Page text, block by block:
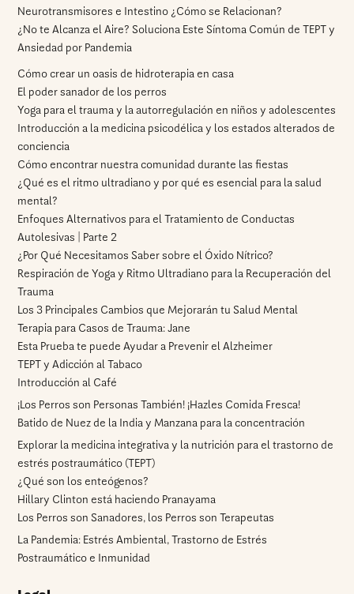
Neurotransmisores e Intestino ¿Cómo se Relacionan?
¿No te Alcanza el Aire? Soluciona Este Síntoma Común de TEPT y
Ansiedad por Pandemia
Cómo crear un oasis de hidroterapia en casa
El poder sanador de los perros
Yoga para el trauma y la autorregulación en niños y adolescentes
Introducción a la medicina psicodélica y los estados alterados de
conciencia
Cómo encontrar nuestra comunidad durante las fiestas
¿Qué es el ritmo ultradiano y por qué es esencial para la salud
mental?
Enfoques Alternativos para el Tratamiento de Conductas
Autolesivas | Parte 2
¿Por Qué Necesitamos Saber sobre el Óxido Nítrico?
Respiración de Yoga y Ritmo Ultradiano para la Recuperación del
Trauma
Los 3 Principales Cambios que Mejorarán tu Salud Mental
Terapia para Casos de Trauma: Jane
Esta Prueba te puede Ayudar a Prevenir el Alzheimer
TEPT y Adicción al Tabaco
Introducción al Café
¡Los Perros son Personas También! ¡Hazles Comida Fresca!
Batido de Nuez de la India y Manzana para la concentración
Explorar la medicina integrativa y la nutrición para el trastorno de
estrés postraumático (TEPT)
¿Qué son los enteógenos?
Hillary Clinton está haciendo Pranayama
Los Perros son Sanadores, los Perros son Terapeutas
La Pandemia: Estrés Ambiental, Trastorno de Estrés
Postraumático e Inmunidad